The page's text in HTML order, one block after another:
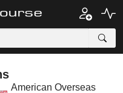
American Overseas